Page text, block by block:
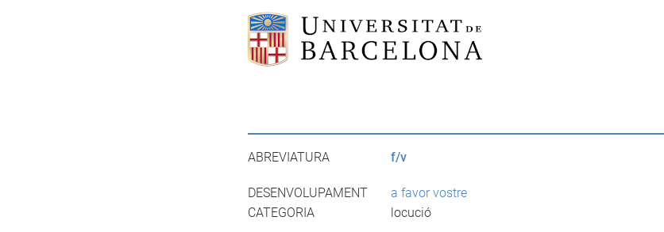
ABREVIATURA f/v
DESENVOLUPAMENT
a favor vostre
CATEGORIA
locució